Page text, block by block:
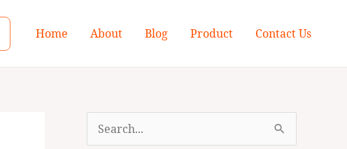
Home About Blog Product Contact Us